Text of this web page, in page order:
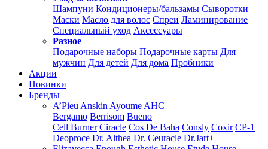
Шампуни Кондиционеры/бальзамы Сыворотки
Маски Масло для волос Спреи Ламинирование
Специальный уход Аксессуары
Разное
Подарочные наборы Подарочные карты Для
мужчин Для детей Для дома Пробники
Акции
Новинки
Бренды
A’Pieu Anskin Ayoume AHC
Bergamo Berrisom Bueno
Cell Burner Ciracle Cos De Baha Consly Coxir CP-1
Deoproce Dr. Althea Dr. Ceuracle Dr.Jart+